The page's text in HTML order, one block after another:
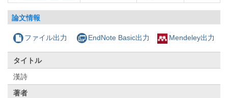
論文情報
ファイル出力 EndNote Basic出力 Mendeley出力
タイトル
漢詩
著者